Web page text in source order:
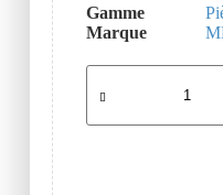
Gamme
Marque